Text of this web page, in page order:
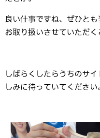
良い仕事ですね、ぜひとも
お取り扱いさせていただく
しばらくしたらうちのサ
しみに待っていてください